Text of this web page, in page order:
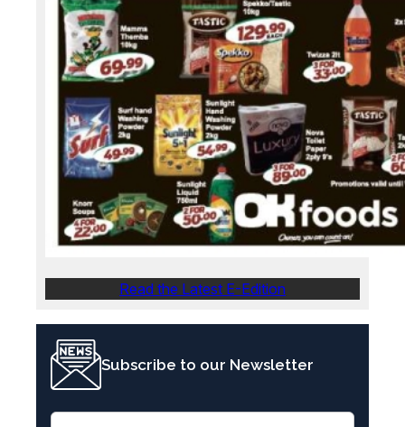
Read the Latest E-Edition
Subscribe to our Newsletter
E